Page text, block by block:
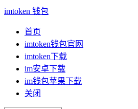
imtoken 钱包
首页
imtoken钱包官网
imtoken下载
im安卓下载
im钱包苹果下载
关闭